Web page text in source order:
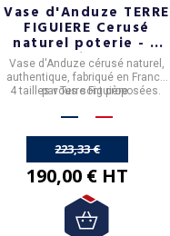
Vase d'Anduze TERRE
FIGUIERE Cerusé
naturel poterie - 4
tailles
Vase d'Anduzecérusé naturel,
authentique, fabriqué en France
parTerre Figuière.
4 tailles vous sont proposées.
223,33 €
190,00 € HT